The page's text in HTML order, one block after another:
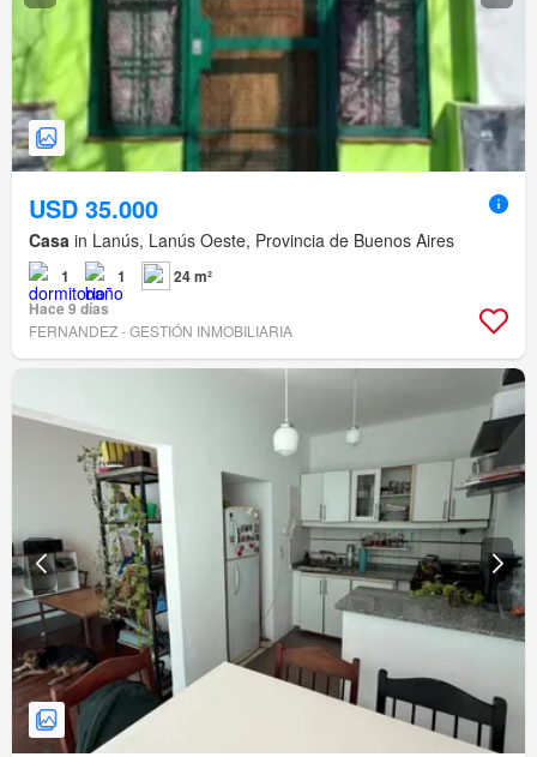
USD 35.000
Casa in Lanús, Lanús Oeste, Provincia de Buenos Aires
1 1
24 m²
Hace 9 días
FERNANDEZ - GESTIÓN INMOBILIARIA